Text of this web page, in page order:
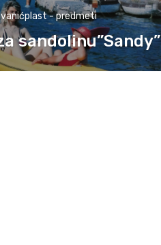
Ivanićplast - predmeti
sandolinu”Sandy”